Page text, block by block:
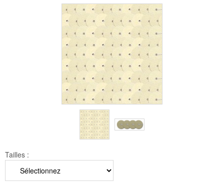
Tailles :